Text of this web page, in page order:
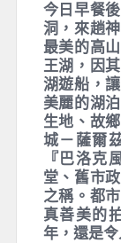
今日早餐
洞，來趟
最美的高
王湖，因
湖遊船，
美麗的湖
生地、故
城－薩爾
『巴洛克
堂、舊市
之稱。都
真善美的
年，還是令